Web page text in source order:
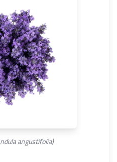
angustifolia)